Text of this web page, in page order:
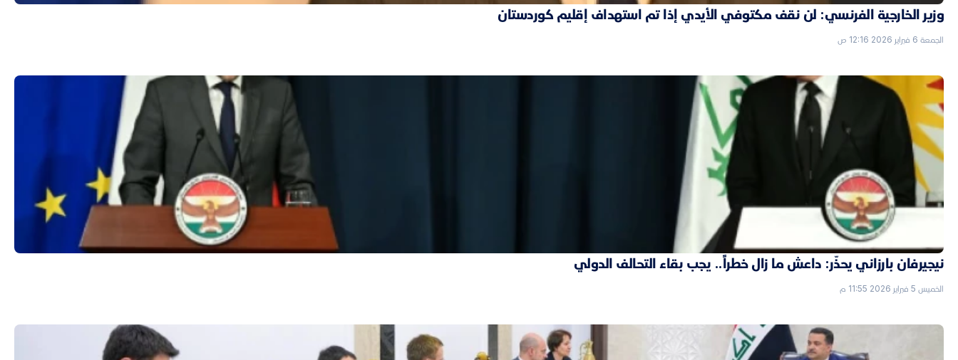
وزير الخارجية الفرنسي: لن نقف مكتوفي الأيدي إذا تم استهداف إقليم كوردستان
الجمعة 6 فبراير 2026 12:16 ص
نيجيرفان بارزاني يحذّر: داعش ما زال خطراً.. يجب بقاء التحالف الدولي
الخميس 5 فبراير 2026 11:55 م